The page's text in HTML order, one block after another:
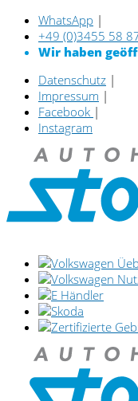
WhatsApp |
+49 (0)3455 58
Wir haben
Datenschutz |
Impressum |
Facebook |
Instagram